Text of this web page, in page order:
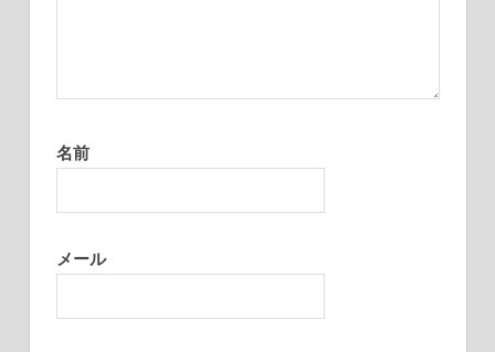
名前
メール